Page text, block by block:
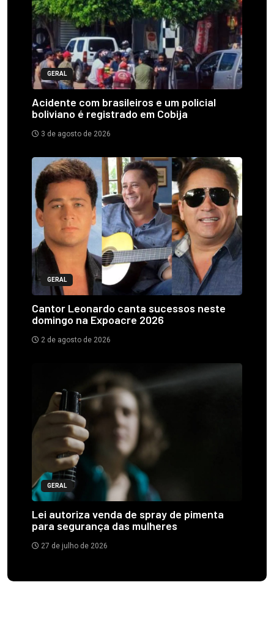
GERAL
Acidente com brasileiros e um policial
boliviano é registrado em Cobija
3 de agosto de 2026
GERAL
Cantor Leonardo canta sucessos neste
domingo na Expoacre 2026
2 de agosto de 2026
GERAL
Lei autoriza venda de spray de pimenta
para segurança das mulheres
27 de julho de 2026